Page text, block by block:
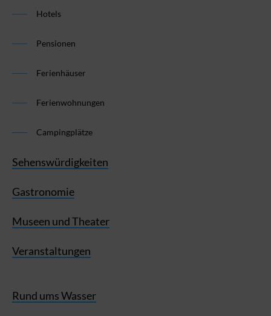
Hotels
Pensionen
Ferienhäuser
Ferienwohnungen
Campingplätze
Sehenswürdigkeiten
Gastronomie
Museen und Theater
Veranstaltungen
Rund ums Wasser